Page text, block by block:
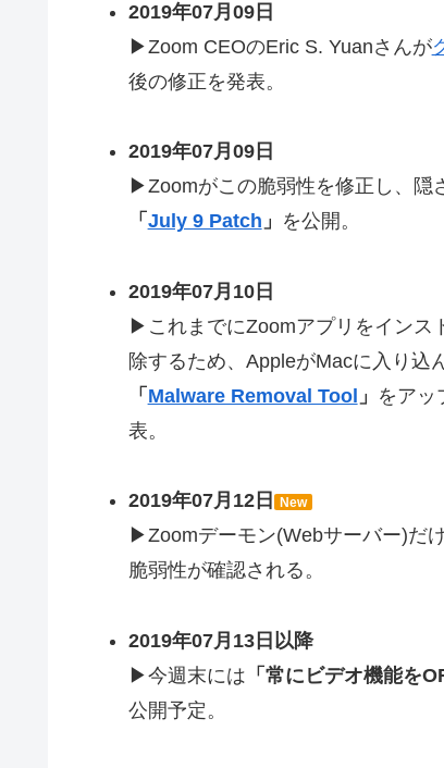
2019年07月09日
▶Zoom CEOのEric S. Yuanさんが
後の修正を発表。
2019年07月09日
▶Zoomがこの脆弱性を修正し、隠
「 July 9 Patch 」 を公開。
2019年07月10日
▶これまでにZoomアプリをインス
除するため、AppleがMacに入り込
「 Malware Removal Tool 」 をアッ
表。
2019年07月12日 New
▶Zoomデーモン(Webサーバー)だ
脆弱性が確認される。
2019年07月13日以降
▶今週末には 「常にビデオ機能を
公開予定。